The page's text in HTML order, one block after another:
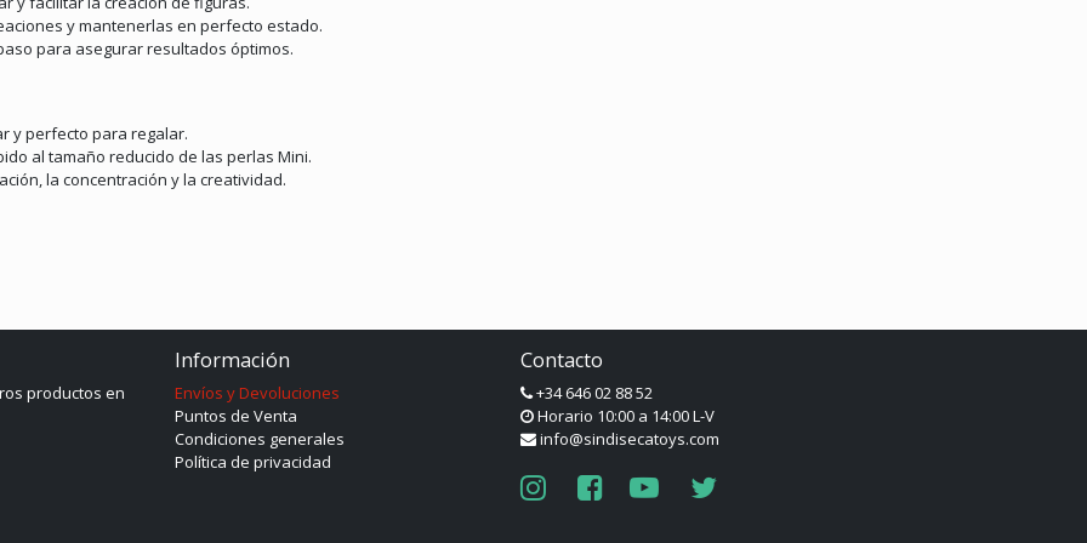
y mantenerlas en perfecto estado.
para asegurar resultados óptimos.
y perfecto para regalar.
al tamaño reducido de las perlas Mini.
la concentración y la creatividad.
productos en
Información
Envíos y Devoluciones
Puntos de Venta
Condiciones generales
Política de privacidad
Contacto
+34 646 02 88 52
Horario 10:00 a 14:00 L-V
info@sindisecatoys.com